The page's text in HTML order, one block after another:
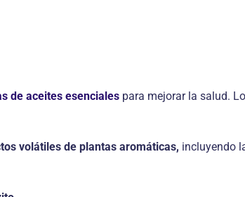
de aceites esenciales para mejorar la salud.
volátiles de plantas aromáticas, incluyendo